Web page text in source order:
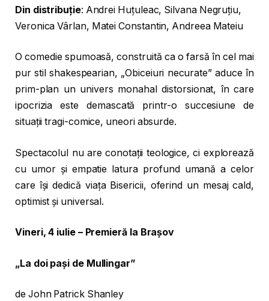
Din distribuție: Andrei Huțuleac, Silvana Negruţiu,
Veronica Vârlan, Matei Constantin, Andreea Mateiu
O comedie spumoasă, construită ca o farsă în cel mai
pur stil shakespearian, „Obiceiuri necurate” aduce în
prim-plan un univers monahal distorsionat, în care
ipocrizia este demascată printr-o succesiune de
situații tragi-comice, uneori absurde.
Spectacolul nu are conotații teologice, ci explorează
cu umor și empatie latura profund umană a celor
care își dedică viața Bisericii, oferind un mesaj cald,
optimist și universal.
Vineri, 4 iulie –Premieră la Brașov
„La doi pași de Mullingar”
de John Patrick Shanley